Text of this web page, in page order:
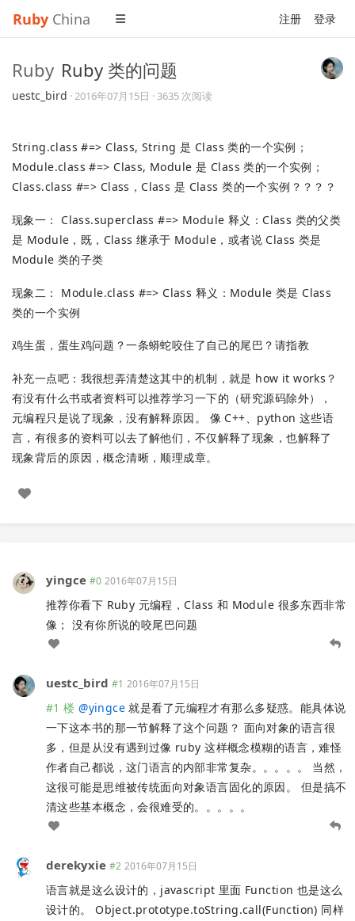
Ruby China 注册 登录
Ruby Ruby 类的问题
uestc_bird ·2016年07月15日 · 3635 次阅读
String.class #=> Class, String 是 Class 类的一个实例；
Module.class #=> Class, Module 是 Class 类的一个实例；
Class.class #=> Class，Class 是 Class 类的一个实例？？？？
现象一： Class.superclass #=> Module 释义：Class 类的父类
是 Module，既，Class 继承于 Module，或者说 Class 类是
Module 类的子类
现象二： Module.class #=> Class 释义：Module 类是 Class
类的一个实例
鸡生蛋，蛋生鸡问题？一条蟒蛇咬住了自己的尾巴？请指教
补充一点吧：我很想弄清楚这其中的机制，就是 how it works？
有没有什么书或者资料可以推荐学习一下的（研究源码除外），
元编程只是说了现象，没有解释原因。 像 C++、python 这些语
言，有很多的资料可以去了解他们，不仅解释了现象，也解释了
现象背后的原因，概念清晰，顺理成章。
yingce #0 2016年07月15日
推荐你看下 Ruby 元编程，Class 和 Module 很多东西非常
像； 没有你所说的咬尾巴问题
uestc_bird #1 2016年07月15日
#1 楼 @yingce 就是看了元编程才有那么多疑惑。能具体说
一下这本书的那一节解释了这个问题？ 面向对象的语言很
多，但是从没有遇到过像 ruby 这样概念模糊的语言，难怪
作者自己都说，这门语言的内部非常复杂。。。。。 当然，
这很可能是思维被传统面向对象语言固化的原因。 但是搞不
清这些基本概念，会很难受的。。。。。
derekyxie #2 2016年07月15日
语言就是这么设计的，javascript 里面 Function 也是这么
设计的。 Object.prototype.toString.call(Function) 同样